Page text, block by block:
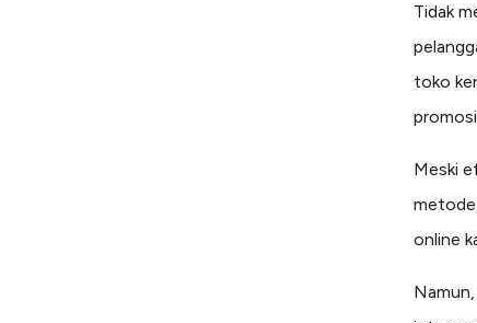
Tidak
toko
Meski
metode
online